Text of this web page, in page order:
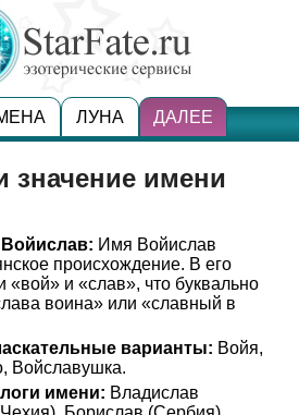
ЛУНА ДАЛЕЕ
значение имени
Имя Войислав
происхождение. В его
«вой» и «слав», что буквально
воина» или «славный в
варианты: Войя,
Войславушка.
имени: Владислав